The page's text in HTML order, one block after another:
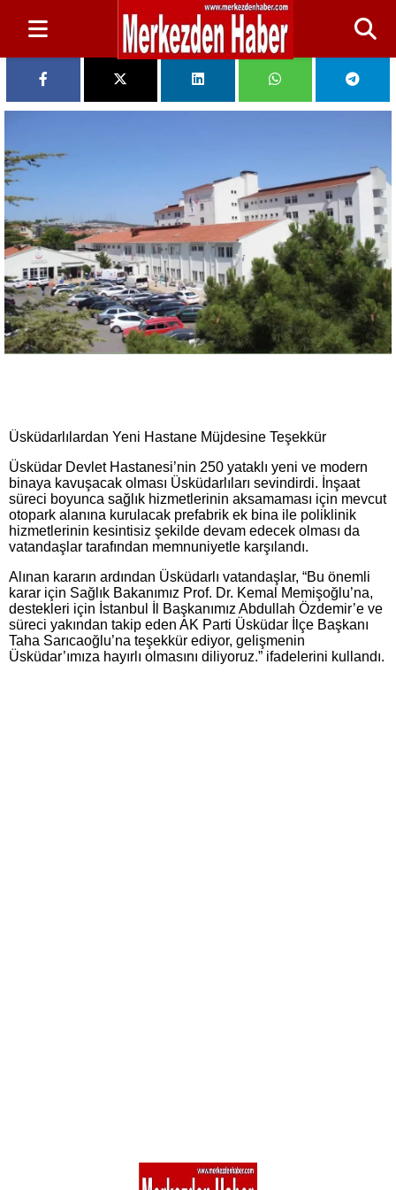
Üsküdarlılardan Yeni Hastane Müjdesine Teşekkür
Üsküdar Devlet Hastanesi’nin 250 yataklı yeni ve modern
binaya kavuşacak olması Üsküdarlıları sevindirdi. İnşaat
süreci boyunca sağlık hizmetlerinin aksamaması için mevcut
otopark alanına kurulacak prefabrik ek bina ile poliklinik
hizmetlerinin kesintisiz şekilde devam edecek olması da
vatandaşlar tarafından memnuniyetle karşılandı.
Alınan kararın ardından Üsküdarlı vatandaşlar, “Bu önemli
karar için Sağlık Bakanımız Prof. Dr. Kemal Memişoğlu’na,
destekleri için İstanbul İl Başkanımız Abdullah Özdemir’e ve
süreci yakından takip eden AK Parti Üsküdar İlçe Başkanı
Taha Sarıcaoğlu’na teşekkür ediyor, gelişmenin
Üsküdar’ımıza hayırlı olmasını diliyoruz.” ifadelerini kullandı.